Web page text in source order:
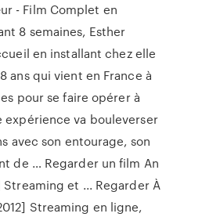
- Film Complet en
8 semaines, Esther
en installant chez elle
ans qui vient en France à
pour se faire opérer à
va bouleverser
avec son entourage, son
de … Regarder un film An
Streaming et ... Regarder À
Streaming en ligne,